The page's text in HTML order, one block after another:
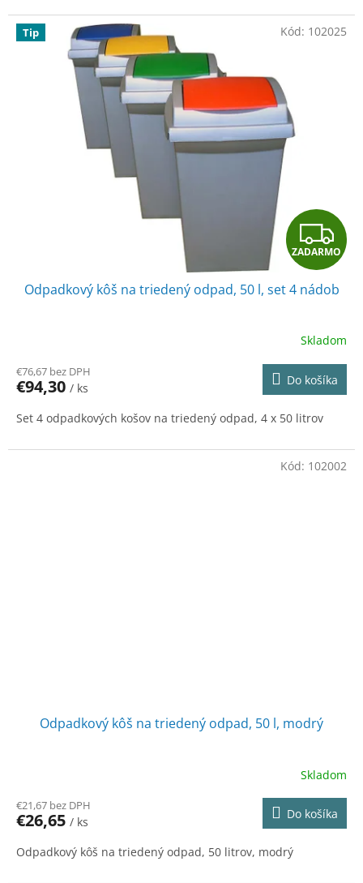
Tip
Z
A
D
A
R
M
ZADARMO
Odpadkový kôš na triedený odpad, 50 l, set 4 nádob
Skladom
€76,67 bez DPH
€94,30 / ks
Do košíka
Set 4 odpadkových košov na triedený odpad, 4 x 50 litrov
Kód: 102025
Odpadkový kôš na triedený odpad, 50 l, modrý
Skladom
€21,67 bez DPH
€26,65 / ks
Do košíka
Odpadkový kôš na triedený odpad, 50 litrov, modrý
Kód: 102002